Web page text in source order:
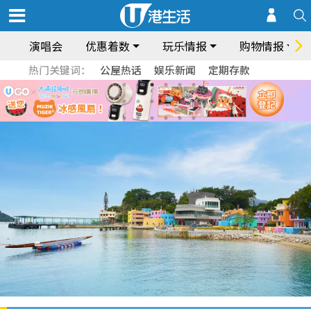
演唱会 优惠着数 玩乐情报 购物情报
热门关键词： 公屋热话 娱乐新闻 定期存款